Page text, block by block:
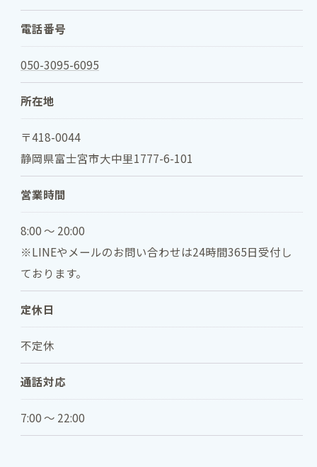
電話番号
050-3095-6095
所在地
〒418-0044
静岡県富士宮市大中里1777-6-101
営業時間
8:00 ～ 20:00
※LINEやメールのお問い合わせは24時間365日受付し
ております。
定休日
不定休
通話対応
7:00 ～ 22:00